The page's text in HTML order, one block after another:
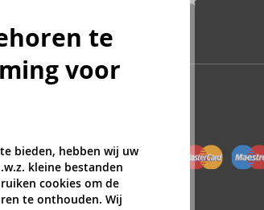
te
voor
bieden, hebben wij uw
kleine bestanden
cookies om de
te onthouden. Wij